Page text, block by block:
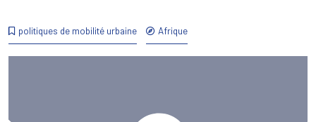
politiques de mobilité urbaine Afrique